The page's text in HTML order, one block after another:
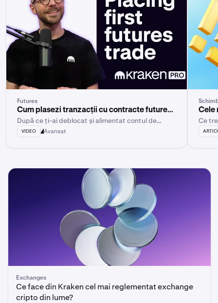
Futures
Cum plasezi tranzacții cu contracte futures
în Kraken Pro
După ce ți-ai deblocat și alimentat contul de
contracte futures pe Kraken Pro, ești gata să
plasezi prima tranzacție cu contracte futures.
VIDEO Avansat
Cele
Ce
Exchanges
Ce face din Kraken cel mai reglementat exchange
cripto din lume?